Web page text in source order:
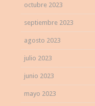
octubre 2023
septiembre 2023
agosto 2023
julio 2023
junio 2023
mayo 2023